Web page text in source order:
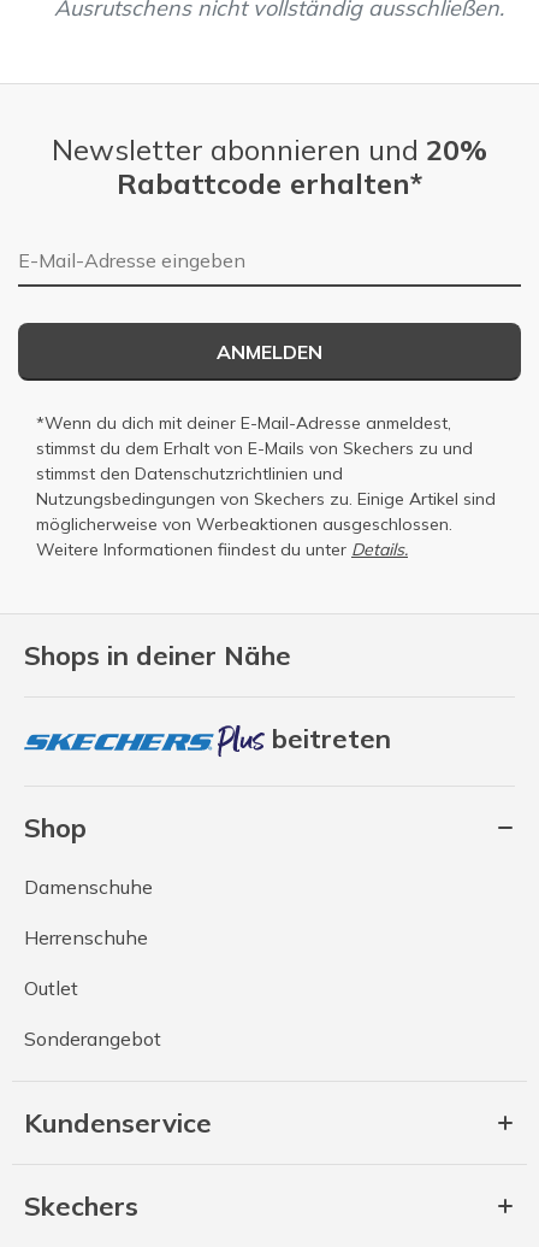
Ausrutschens nicht vollständig ausschließen.
Shops in deiner Nähe
beitreten
Shop
Damenschuhe
Herrenschuhe
Outlet
Sonderangebot
Kundenservice
Skechers
Newsletter abonnieren und 20%
Rabattcode erhalten*
E-Mail-Adresse
ANMELDEN
*Wenn du dich mit deiner E-Mail-Adresse anmeldest,
stimmst du dem Erhalt von E-Mails von Skechers zu und
stimmst den Datenschutzrichtlinien und
Nutzungsbedingungen von Skechers zu. Einige Artikel sind
möglicherweise von Werbeaktionen ausgeschlossen.
Weitere Informationen fiindest du unter Details.